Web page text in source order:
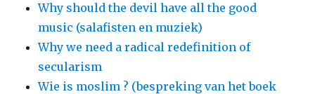
Why should the devil have all the good
music (salafisten en muziek)
Why we need a radical redefinition of
secularism
Wie is moslim ? (bespreking van het boek